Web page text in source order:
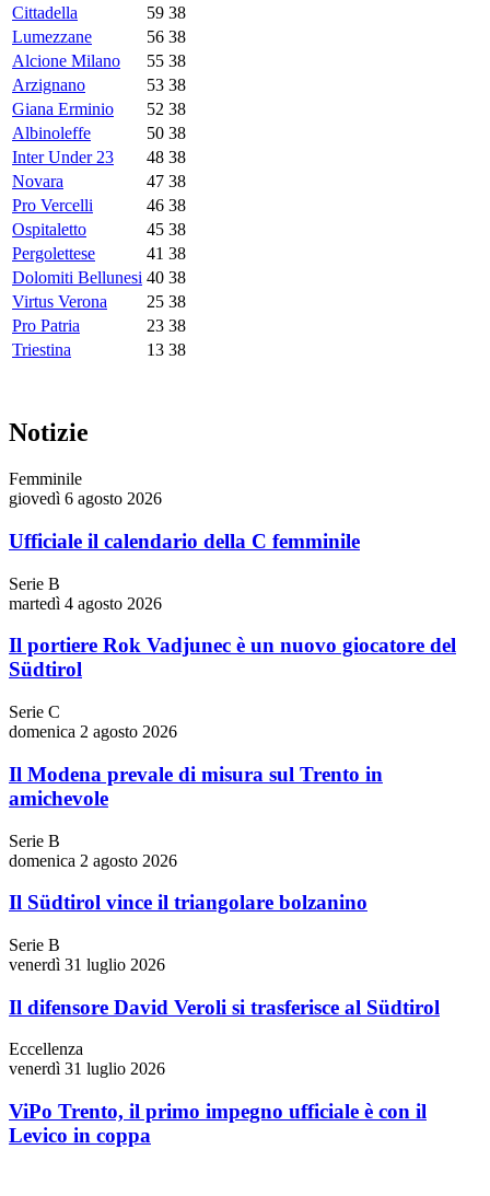
Cittadella
59 38
Lumezzane
56 38
Alcione Milano
55 38
Arzignano
53 38
Giana Erminio
52 38
Albinoleffe
50 38
Inter Under 23
48 38
Novara
47 38
Pro Vercelli
46 38
Ospitaletto
45 38
Pergolettese
41 38
Dolomiti Bellunesi 40 38
Virtus Verona
25 38
Pro Patria
23 38
Triestina
13 38
Notizie
Femminile
giovedì 6 agosto 2026
Ufficiale il calendario della C femminile
Serie B
martedì 4 agosto 2026
Il portiere Rok Vadjunec è un nuovo giocatore del
Südtirol
Serie C
domenica 2 agosto 2026
Il Modena prevale di misura sul Trento in
amichevole
Serie B
domenica 2 agosto 2026
Il Südtirol vince il triangolare bolzanino
Serie B
venerdì 31 luglio 2026
Il difensore David Veroli si trasferisce al Südtirol
Eccellenza
venerdì 31 luglio 2026
ViPo Trento, il primo impegno ufficiale è con il
Levico in coppa